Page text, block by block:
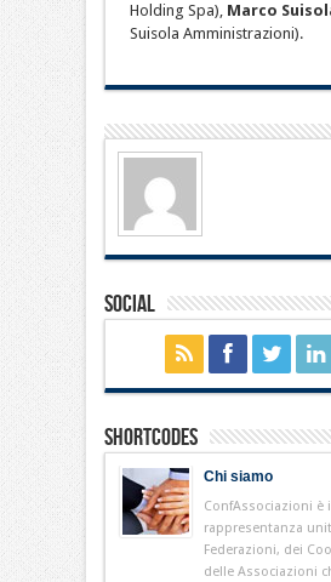
Holding Spa), Marco
Suisola Amministrazioni).
Social
Shortcodes
Chi siamo
ConfAssociazioni è
rappresentanza
Federazioni, dei
delle Associazioni